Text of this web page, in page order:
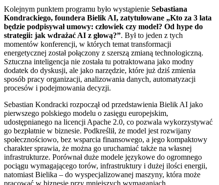
Kolejnym punktem programu było wystąpienie Sebastiana
Kondrackiego, foundera Bielik AI, zatytułowane „Kto za 3 lata
będzie podpisywał umowy: człowiek czy model? Od hype do
strategii: jak wdrażać AI z głową?”. Był to jeden z tych
momentów konferencji, w których temat transformacji
energetycznej został połączony z szerszą zmianą technologiczną.
Sztuczna inteligencja nie została tu potraktowana jako modny
dodatek do dyskusji, ale jako narzędzie, które już dziś zmienia
sposób pracy organizacji, analizowania danych, automatyzacji
procesów i podejmowania decyzji.
Sebastian Kondracki rozpoczął od przedstawienia Bielik AI jako
pierwszego polskiego modelu o zasięgu europejskim,
udostępnianego na licencji Apache 2.0, co pozwala wykorzystywać
go bezpłatnie w biznesie. Podkreślił, że model jest rozwijany
społecznościowo, bez wsparcia finansowego, a jego kompaktowy
charakter sprawia, że można go uruchamiać także na własnej
infrastrukturze. Porównał duże modele językowe do ogromnego
pociągu wymagającego torów, infrastruktury i dużej ilości energii,
natomiast Bielika – do wyspecjalizowanej maszyny, która może